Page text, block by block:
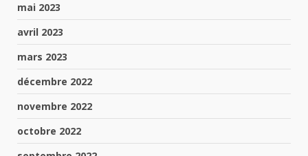
mai 2023
avril 2023
mars 2023
décembre 2022
novembre 2022
octobre 2022